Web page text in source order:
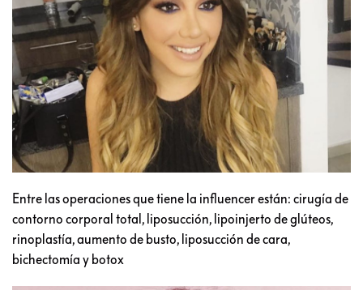
Entre las operaciones que tiene la influencer están: cirugía de
contorno corporal total, liposucción, lipoinjerto de glúteos,
rinoplastía, aumento de busto, liposucción de cara,
bichectomía y botox